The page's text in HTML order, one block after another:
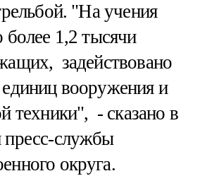
"На учения
более 1,2 тысячи
задействовано
вооружения и
техники", - сказано в
службы
округа.